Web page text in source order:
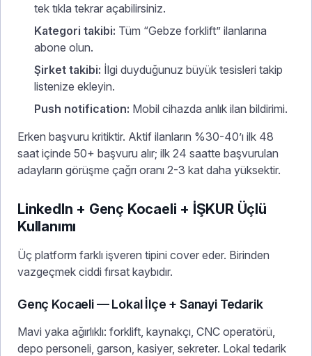
tek tıkla tekrar açabilirsiniz.
Kategori takibi: Tüm “Gebze forklift” ilanlarına
abone olun.
Şirket takibi: İlgi duyduğunuz büyük tesisleri takip
listenize ekleyin.
Push notification: Mobil cihazda anlık ilan bildirimi.
Erken başvuru kritiktir. Aktif ilanların %30-40’ı ilk 48
saat içinde 50+ başvuru alır; ilk 24 saatte başvurulan
adayların görüşme çağrı oranı 2-3 kat daha yüksektir.
LinkedIn + Genç Kocaeli + İŞKUR Üçlü
Kullanımı
Üç platform farklı işveren tipini cover eder. Birinden
vazgeçmek ciddi fırsat kaybıdır.
Genç Kocaeli — Lokal İlçe + Sanayi Tedarik
Mavi yaka ağırlıklı: forklift, kaynakçı, CNC operatörü,
depo personeli, garson, kasiyer, sekreter. Lokal tedarik